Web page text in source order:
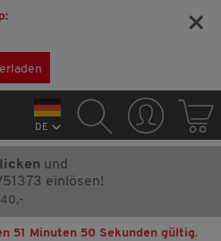
×
DE
und
einlösen!
51 Minuten 49 Sekunden gültig.